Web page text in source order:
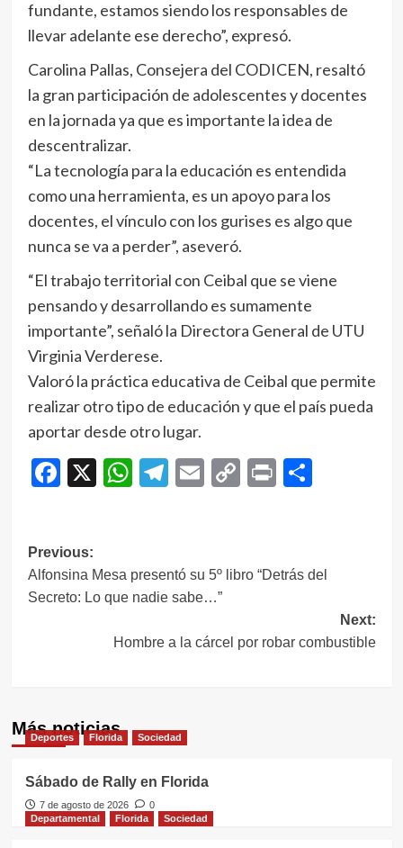
fundante, estamos siendo los responsables de
llevar adelante ese derecho”, expresó.
Carolina Pallas, Consejera del CODICEN, resaltó
la gran participación de adolescentes y docentes
en la jornada ya que es importante la idea de
descentralizar.
“La tecnología para la educación es entendida
como una herramienta, es un apoyo para los
docentes, el vínculo con los gurises es algo que
nunca se va a perder”, aseveró.
“El trabajo territorial con Ceibal que se viene
pensando y desarrollando es sumamente
importante”, señaló la Directora General de UTU
Virginia Verderese.
Valoró la práctica educativa de Ceibal que permite
realizar otro tipo de educación y que el país pueda
aportar desde otro lugar.
Facebook
X WhatsApp
Telegram
EmailCopy
Print
Navegación
de
entradas
Previous:
Alfonsina Mesa presentó su 5º libro “Detrás del
Secreto: Lo que nadie sabe…”
Next:
Hombre a la cárcel por robar combustible
Más noticias
Deportes Florida Sociedad
Sábado de Rally en Florida
7 de agosto de 2026
0
Departamental
Florida Sociedad